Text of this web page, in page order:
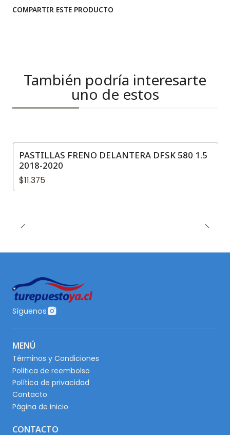
COMPARTIR ESTE PRODUCTO
También podría interesarte
uno de estos
PASTILLAS FRENO DELANTERA DFSK 580 1.5
2018-2020
$11.375
Síguenos
MENÚ
Términos y Condiciones
Politica de reembolso
Política de privacidad
Contacto
Página de inicio
CONTACTO